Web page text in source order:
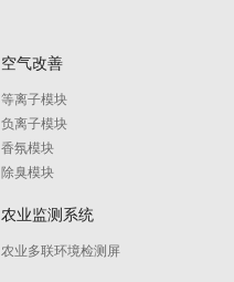
空气改善
等离子模块
负离子模块
香氛模块
除臭模块
农业监测系统
农业多联环境检测屏